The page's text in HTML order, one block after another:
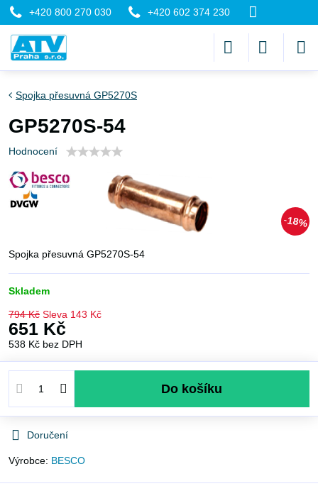
+420 800 270 030 +420 602 374 230
18%
Spojka přesuvná GP5270S
GP5270S-54
Hodnocení
Spojka přesuvná GP5270S-54
Skladem
794 Kč Sleva 143 Kč
651 Kč
538 Kč bez DPH
Do košíku
Doručení
Výrobce: BESCO